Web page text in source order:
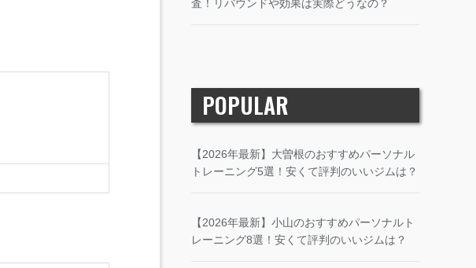
査！リバウンドや効果は実際どうなの？
POPULAR
【2026年最新】大曽根のおすすめパーソナル
トレーニング5選！安くて評判のいいジムは？
【2026年最新】小山のおすすめパーソナルト
レーニング8選！安くて評判のいいジムは？